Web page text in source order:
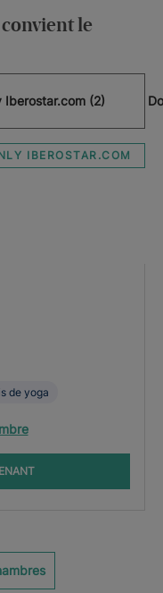
le
Iberostar.com (2)
IBEROSTAR.COM
de yoga